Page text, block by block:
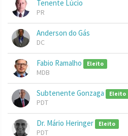
Tenente Lúcio
PR
Anderson do Gás
DC
Fabio Ramalho Eleito
MDB
Subtenente Gonzaga Eleito
PDT
Dr. Mário Heringer Eleito
PDT